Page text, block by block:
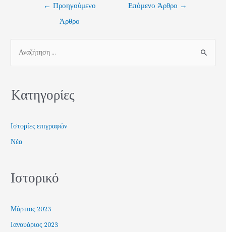
← Προηγούμενο
Άρθρο
Επόμενο Άρθρο →
Kατηγορίες
Ιστορίες επιγραφών
Νέα
Ιστορικό
Μάρτιος 2023
Ιανουάριος 2023